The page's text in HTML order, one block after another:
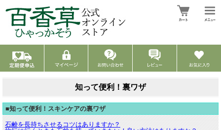
知って便利！裏ワザ
■知って便利！スキンケアの裏ワザ
石鹸を長持ちさせるコツはありますか？